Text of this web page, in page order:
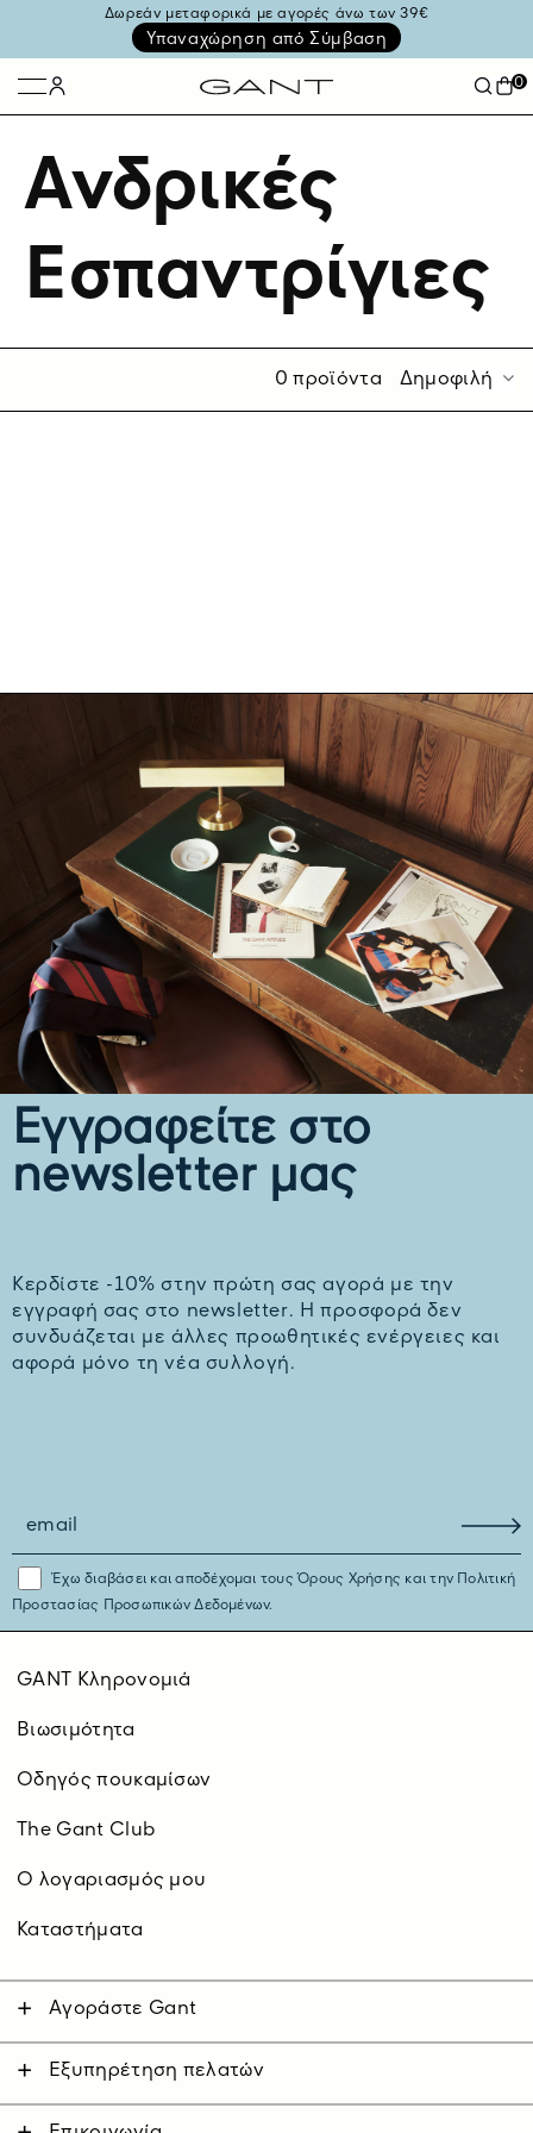
Δωρεάν μεταφορικά με αγορές άνω των 39€
Υπαναχώρηση από Σύμβαση
0
Ανδρικές
Εσπαντρίγιες
0 προϊόντα Δημοφιλή
Εγγραφείτε στο
newsletter μας
Kερδίστε -10% στην πρώτη σας αγορά με την
εγγραφή σας στο newsletter. H προσφορά δεν
συνδυάζεται με άλλες προωθητικές ενέργειες και
αφορά μόνο τη νέα συλλογή.
Έχω διαβάσει και αποδέχομαι τουςΌρους Χρήσης και τηνΠολιτική
Προστασίας Προσωπικών Δεδομένων.
GANT Κληρονομιά
Βιωσιμότητα
Οδηγός πουκαμίσων
The Gant Club
O λογαριασμός μου
Καταστήματα
Αγοράστε Gant
Γυναίκα
Παιδικά
Εξυπηρέτηση πελατών